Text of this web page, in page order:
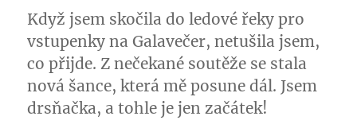
Když jsem skočila do ledové řeky pro
vstupenky na Galavečer, netušila jsem,
co přijde. Z nečekané soutěže se stala
nová šance, která mě posune dál. Jsem
drsňačka, a tohle je jen začátek!